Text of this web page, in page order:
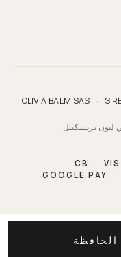
OLIVIA BALM SAS ·
CB
·
GOOGLE PAY
·